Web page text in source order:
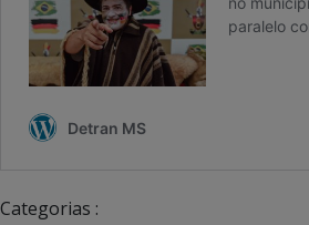
Categorias :